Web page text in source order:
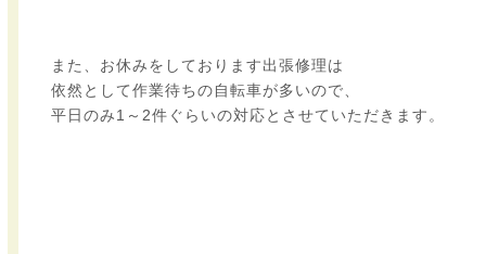
また、お休みをしております出張修理は
依然として作業待ちの自転車が多いので、
平日のみ1～2件ぐらいの対応とさせていただきます。